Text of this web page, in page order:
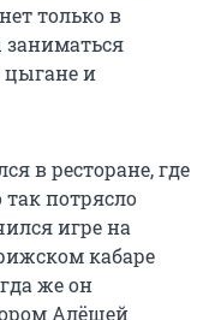
только в
заниматься
и
в ресторане, где
потрясло
игре на
кабаре
же он
Алёшей